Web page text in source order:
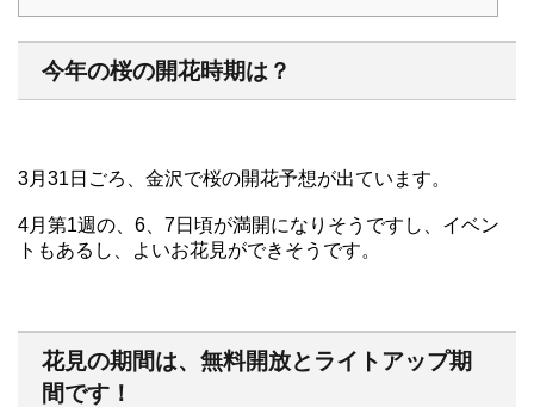
今年の桜の開花時期は？
3月31日ごろ、金沢で桜の開花予想が出ています。
4月第1週の、6、7日頃が満開になりそうですし、イベン
トもあるし、よいお花見ができそうです。
花見の期間は、無料開放とライトアップ期
間です！